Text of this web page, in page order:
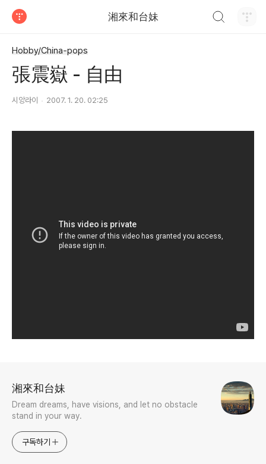
湘來和台妹
Hobby/China-pops
張震嶽 - 自由
시앙라이 2007. 1. 20. 02:25
湘來和台妹
Dream dreams, have visions, and let no obstacle
stand in your way.
구독하기